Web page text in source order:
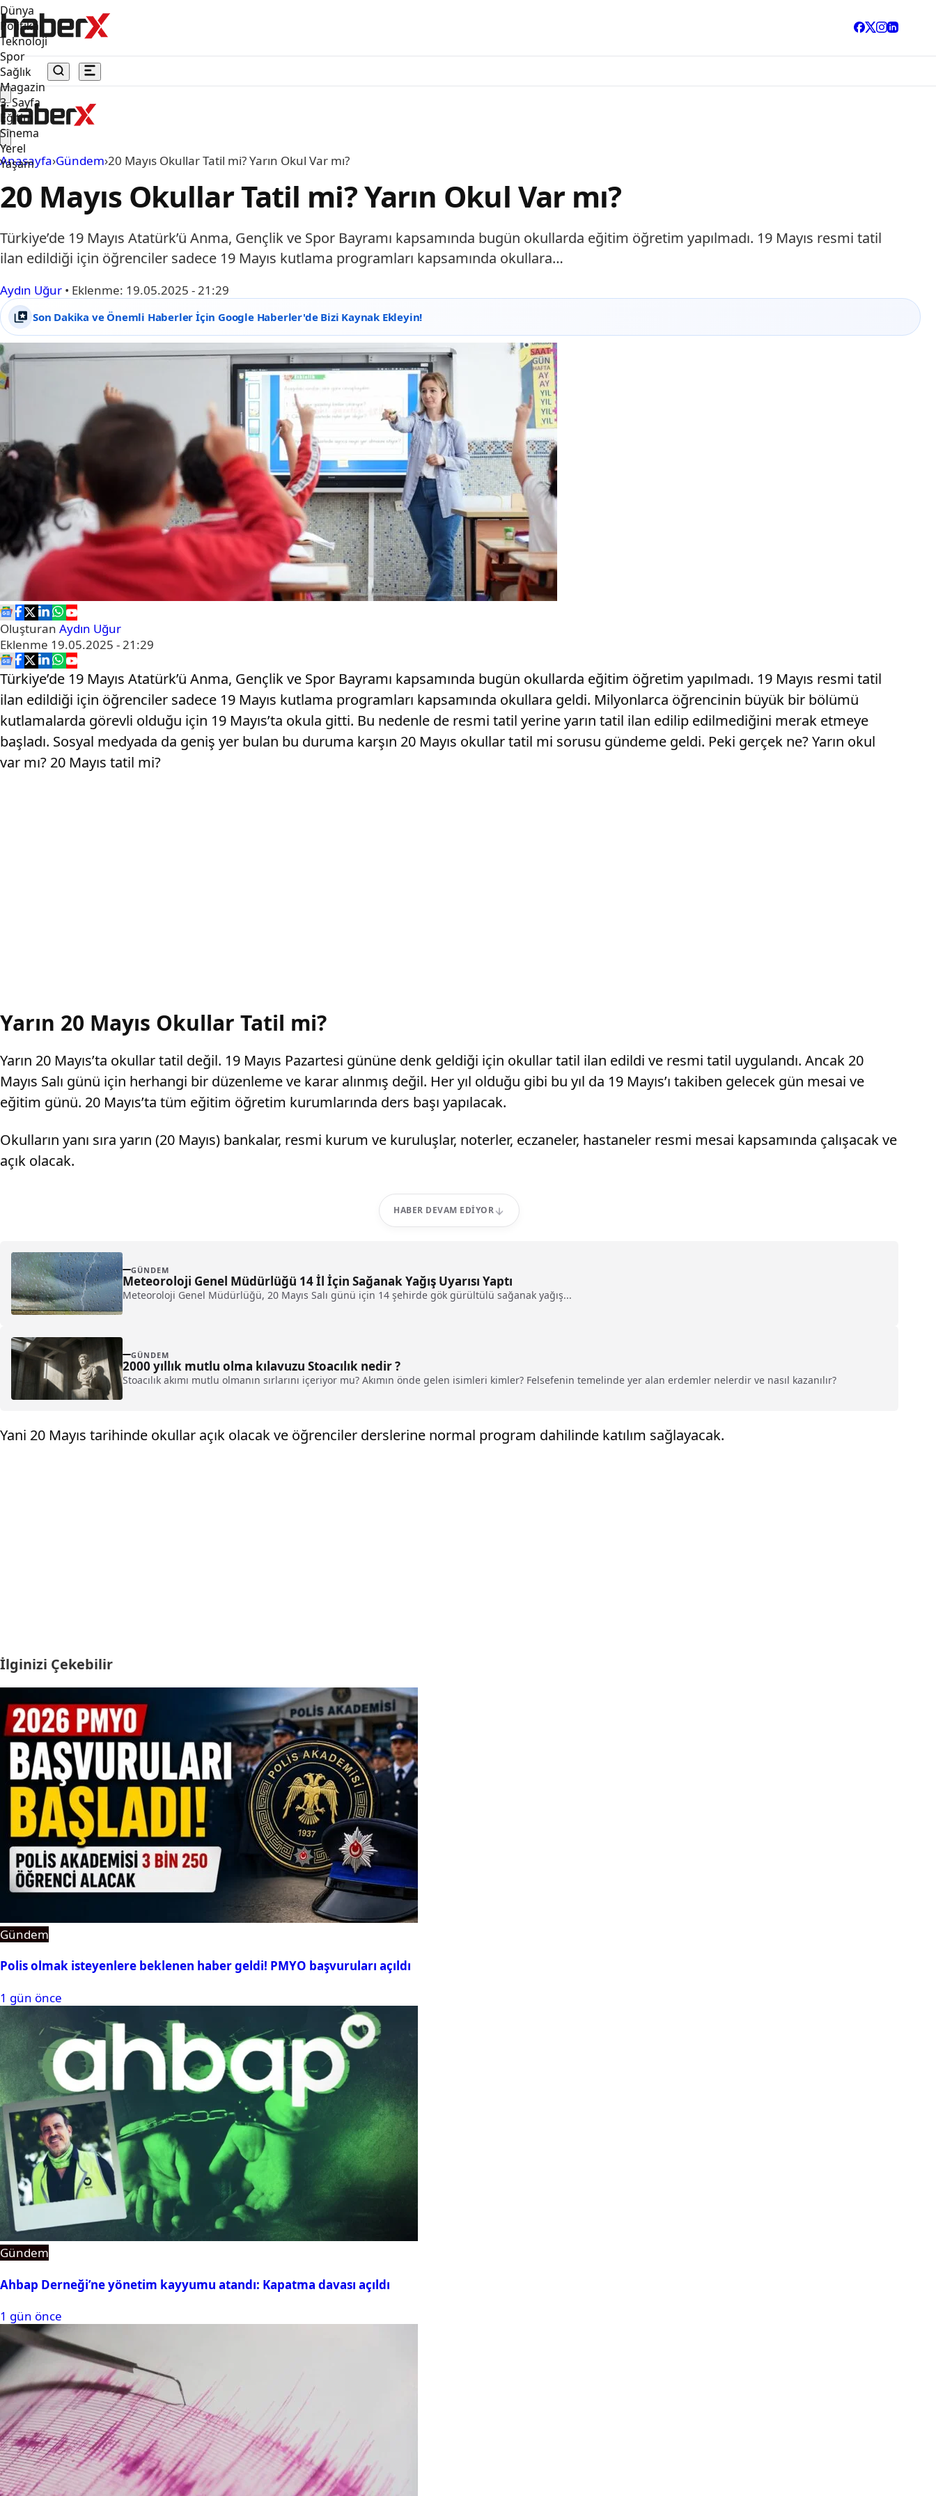
Dünya
Politika
Teknoloji
Spor
Sağlık
Magazin
3. Sayfa
Eğitim
Sinema
Yerel
Yaşam
Anasayfa›Gündem›20 Mayıs Okullar Tatil mi? Yarın Okul Var mı?
20 Mayıs Okullar Tatil mi? Yarın Okul Var mı?
Türkiye’de 19 Mayıs Atatürk’ü Anma, Gençlik ve Spor Bayramı kapsamında bugün okullarda eğitim öğretim yapılmadı. 19 Mayıs resmi tatil
ilan edildiği için öğrenciler sadece 19 Mayıs kutlama programları kapsamında okullara…
Aydın Uğur • Eklenme: 19.05.2025 - 21:29
Son Dakika ve Önemli Haberler İçin Google Haberler'de Bizi Kaynak Ekleyin!
Oluşturan Aydın Uğur
Eklenme 19.05.2025 - 21:29
Türkiye’de 19 Mayıs Atatürk’ü Anma, Gençlik ve Spor Bayramı kapsamında bugün okullarda eğitim öğretim yapılmadı. 19 Mayıs resmi tatil
ilan edildiği için öğrenciler sadece 19 Mayıs kutlama programları kapsamında okullara geldi. Milyonlarca öğrencinin büyük bir bölümü
kutlamalarda görevli olduğu için 19 Mayıs’ta okula gitti. Bu nedenle de resmi tatil yerine yarın tatil ilan edilip edilmediğini merak etmeye
başladı. Sosyal medyada da geniş yer bulan bu duruma karşın 20 Mayıs okullar tatil mi sorusu gündeme geldi. Peki gerçek ne? Yarın okul
var mı? 20 Mayıs tatil mi?
Yarın 20 Mayıs Okullar Tatil mi?
Yarın 20 Mayıs’ta okullar tatil değil. 19 Mayıs Pazartesi gününe denk geldiği için okullar tatil ilan edildi ve resmi tatil uygulandı. Ancak 20
Mayıs Salı günü için herhangi bir düzenleme ve karar alınmış değil. Her yıl olduğu gibi bu yıl da 19 Mayıs’ı takiben gelecek gün mesai ve
eğitim günü. 20 Mayıs’ta tüm eğitim öğretim kurumlarında ders başı yapılacak.
Okulların yanı sıra yarın (20 Mayıs) bankalar, resmi kurum ve kuruluşlar, noterler, eczaneler, hastaneler resmi mesai kapsamında çalışacak ve
açık olacak.
HABER DEVAM EDIYOR
GÜNDEM
Meteoroloji Genel Müdürlüğü 14 İl İçin Sağanak Yağış Uyarısı Yaptı
Meteoroloji Genel Müdürlüğü, 20 Mayıs Salı günü için 14 şehirde gök gürültülü sağanak yağış...
GÜNDEM
2000 yıllık mutlu olma kılavuzu Stoacılık nedir ?
Stoacılık akımı mutlu olmanın sırlarını içeriyor mu? Akımın önde gelen isimleri kimler? Felsefenin temelinde yer alan erdemler nelerdir ve nasıl kazanılır?
Yani 20 Mayıs tarihinde okullar açık olacak ve öğrenciler derslerine normal program dahilinde katılım sağlayacak.
İlginizi Çekebilir
Gündem
Polis olmak isteyenlere beklenen haber geldi! PMYO başvuruları açıldı
1 gün önce
Gündem
Ahbap Derneği’ne yönetim kayyumu atandı: Kapatma davası açıldı
1 gün önce